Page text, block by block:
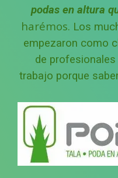
podas en altura
harémos. Los
empezaron como
de
trabajo porque